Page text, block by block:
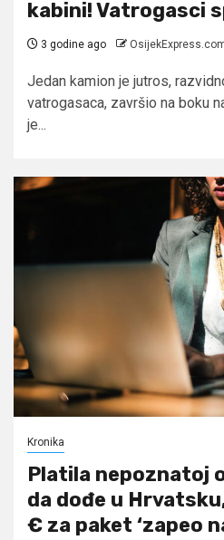
kabini! Vatrogasci
3 godine ago
Jedan kamion je jutros,
vatrogasaca, završio na boku
je...
Kronika
Platila nepoznatoj
da dođe u
€ za paket ‘zapeo